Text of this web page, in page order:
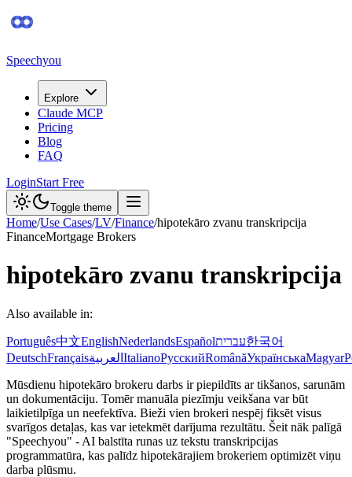
Speechyou
Explore
Claude MCP
Pricing
Blog
FAQ
LoginStart Free
Toggle theme
Home/Use Cases/LV/Finance/hipotekāro zvanu transkripcija
FinanceMortgage Brokers
hipotekāro zvanu transkripcija
Also available in:
Português中文EnglishNederlandsEspañolעברית한국어
DeutschFrançaisالعربية ItalianoРусскийRomânăУкраїнськаMagyar
Mūsdienu hipotekāro brokeru darbs ir piepildīts ar tikšanos, sarunām
un dokumentāciju. Tomēr manuāla piezīmju veikšana var būt
laikietilpīga un neefektīva. Bieži vien brokeri nespēj fiksēt visus
svarīgos detaļas, kas var ietekmēt darījuma rezultātu. Šeit nāk palīgā
"Speechyou" - AI balstīta runas uz tekstu transkripcijas
programmatūra, kas palīdz hipotekārajiem brokeriem optimizēt viņu
darba plūsmu.